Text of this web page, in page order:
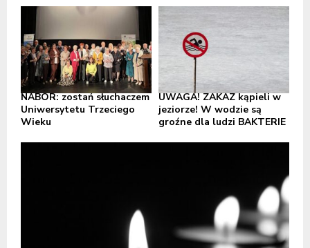
NABÓR: zostań słuchaczem
Uniwersytetu Trzeciego
Wieku
UWAGA! ZAKAZ kąpieli w
jeziorze! W wodzie są
groźne dla ludzi BAKTERIE